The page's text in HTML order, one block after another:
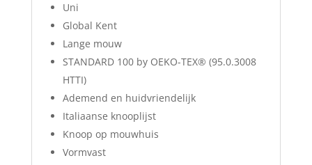
Uni
Global Kent
Lange mouw
STANDARD 100 by OEKO-TEX® (95.0.3008
HTTI)
Ademend en huidvriendelijk
Italiaanse knooplijst
Knoop op mouwhuis
Vormvast